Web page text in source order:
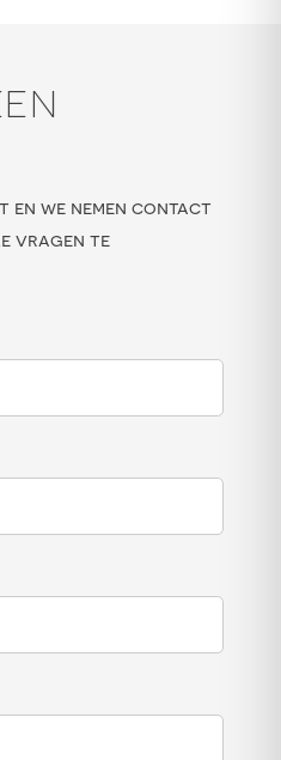
en we nemen contact
vragen te